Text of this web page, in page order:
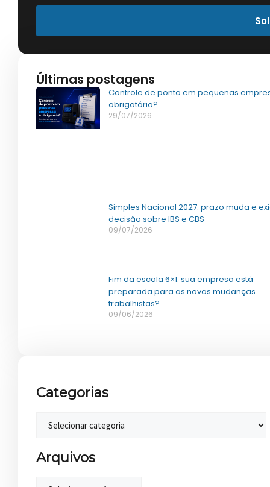
Últimas postagens
Controle de ponto em pequenas
obrigatório?
29/07/2026
Simples Nacional 2027: prazo muda e
decisão sobre IBS e CBS
09/07/2026
Fim da escala 6×1: sua empresa está
preparada para as novas mudanças
trabalhistas?
09/06/2026
Categorias
Arquivos